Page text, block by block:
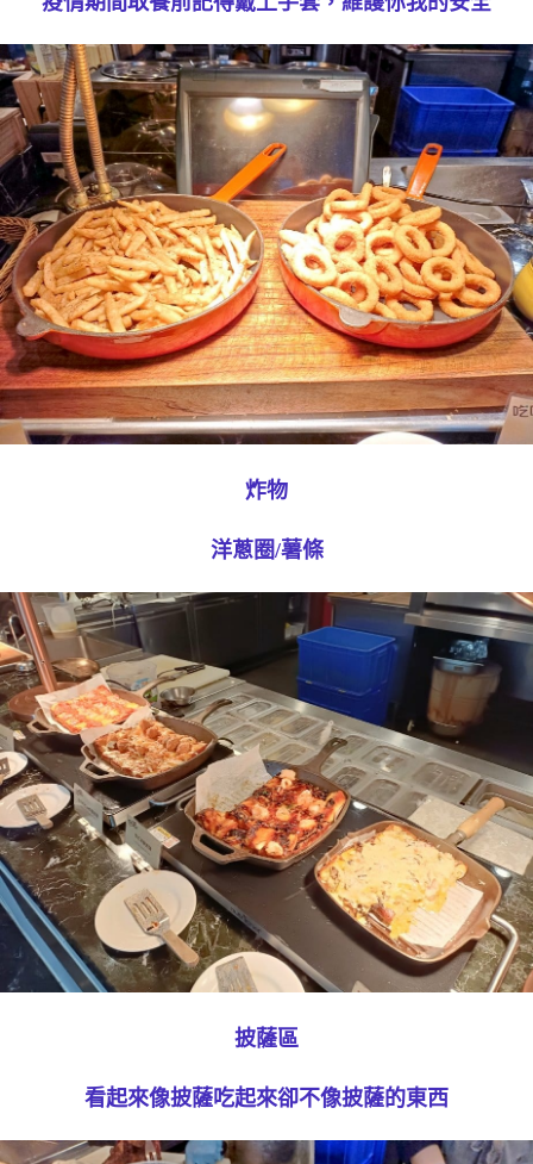
炸物
洋蔥圈/薯條
披薩區
看起來像披薩吃起來卻不像披薩的東西